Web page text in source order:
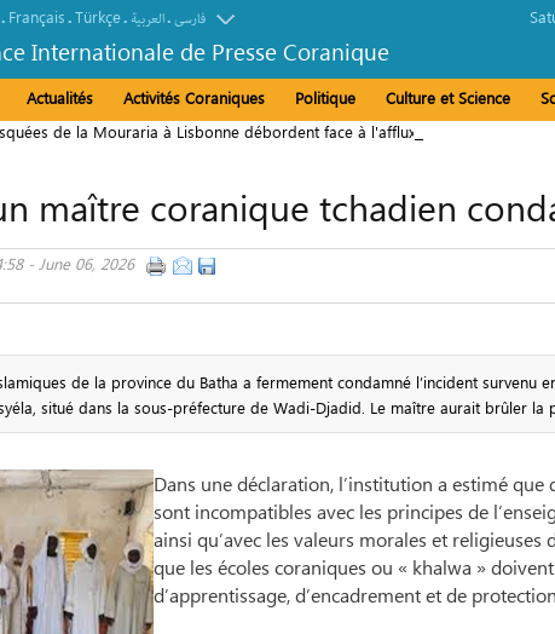
. Français.Türkçe. العربیة.فارسی
Internationale de Presse Coranique
Actualités Activités Coraniques Politique Culture et Science
de la Mouraria à Lisbonne débordent face à l'afflux des fidèles
maître coranique tchadien
- June 06, 2026
de la province du Batha a fermement condamné l’incident survenu
situé dans la sous-préfecture de Wadi-Djadid. Le maître aurait brûler la
Dans une déclaration, l’institution a estimé
sont incompatibles avec les principes de
ainsi qu’avec les valeurs morales et religieuses
que les écoles coraniques ou « khalwa »
d’apprentissage, d’encadrement et de